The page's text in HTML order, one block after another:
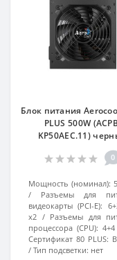
Блок питания
PLUS 500W
KP50AEC.11)
0
Мощность (номинал):
Разъемы для
видеокарты (PCI-E):
x2
Разъемы для
процессора (CPU):
Сертификат 80 PLUS:
Тип подсветки: нет